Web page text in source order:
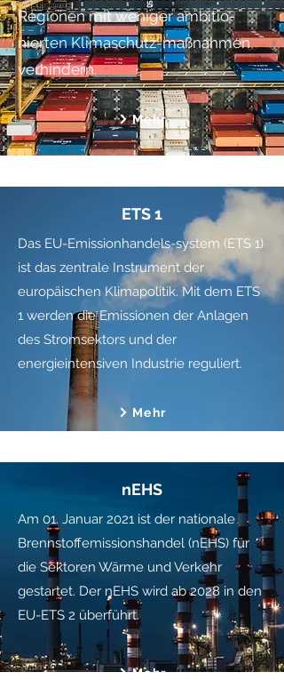
Regionen mit weniger ambitio-
nierten Klimaschutz-maßnahmen
verhindern.
Mehr
ETS 1
Das EU-Emissionhandels-system (ETS 1)
ist das zentrale Instrument der
europäischen Klimapolitik. Mit dem ETS
1 werden die Emissionen der Anlagen
des Stromsektors und der
energieintensiven Industrie reguliert.
Mehr
nEHS
Am 01. Januar 2021 ist der nationale
Brennstoffemissionshandel (nEHS) für
die Sektoren Wärme und Verkehr
gestartet. Der nEHS wird ab 2028 in den
EU-ETS 2 überführt.
Mehr